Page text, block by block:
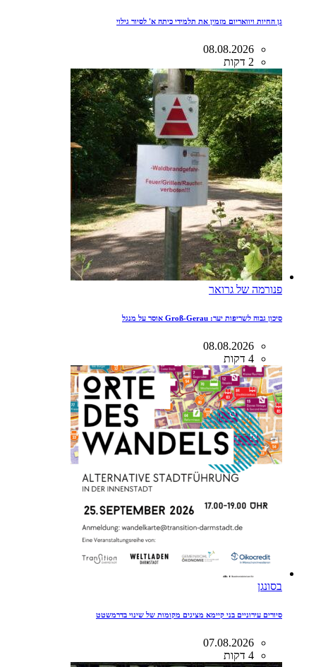
גן החיות ויוואריום מזמין את תלמידי כיתה א' לסיור גילוי
08.08.2026
2 דקות
פנורמה של גרואר
סיכון גבוה לשריפות יער: Groß-Gerau אוסר על מנגל
08.08.2026
4 דקות
בסונגן
סיורים עירוניים בני קיימא מציגים מקומות של שינוי בדרמשטט
07.08.2026
4 דקות